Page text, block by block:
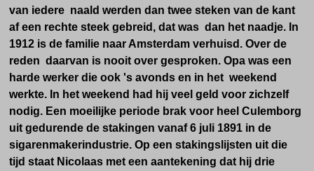
van iedere naald werden dan twee steken van de kant
af een rechte steek gebreid, dat was dan het naadje. In
1912 is de familie naar Amsterdam verhuisd. Over de
reden daarvan is nooit over gesproken. Opa was een
harde werker die ook 's avonds en in het weekend
werkte. In het weekend had hij veel geld voor zichzelf
nodig. Een moeilijke periode brak voor heel Culemborg
uit gedurende de stakingen vanaf 6 juli 1891 in de
sigarenmakerindustrie. Op een stakingslijsten uit die
tijd staat Nicolaas met een aantekening dat hij drie